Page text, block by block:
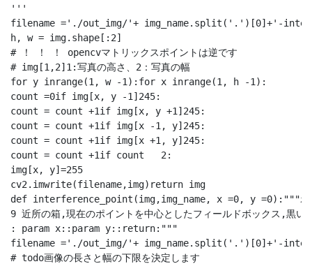
'''
filename ='./out_img/'+ img_name.split('.')[0]+'-
h, w = img.shape[:2]
# ！ ！ ！ opencvマトリックスポイントは逆です
# img[1,2]1:写真の高さ、2：写真の幅
for y inrange(1, w -1):for x inrange(1, h -1):
count =0if img[x, y -1]245:
count = count +1if img[x, y +1]245:
count = count +1if img[x -1, y]245:
count = count +1if img[x +1, y]245:
count = count +1if count   2:
img[x, y]=255
cv2.imwrite(filename,img)return img
def interference_point(img,img_name, x =0, y =0):"""ポイ
9 近所の箱,現在のポイントを中心としたフィールドボックス,黒い
: param x::param y::return:"""
filename ='./out_img/'+ img_name.split('.')[0]+'-
# todo画像の長さと幅の下限を決定します